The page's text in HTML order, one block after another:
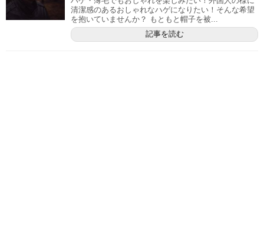
清潔感のあるおしゃれなハゲになりたい！そんな希望
を抱いていませんか？ もともと帽子を被...
記事を読む